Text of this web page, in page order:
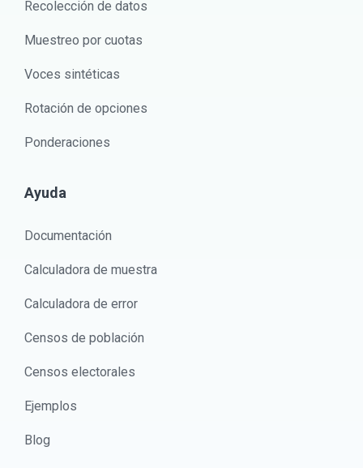
Recolección de datos
Muestreo por cuotas
Voces sintéticas
Rotación de opciones
Ponderaciones
Ayuda
Documentación
Calculadora de muestra
Calculadora de error
Censos de población
Censos electorales
Ejemplos
Blog